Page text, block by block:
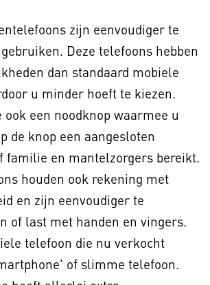
zijn eenvoudiger te
Deze telefoons hebben
dan standaard mobiele
u minder hoeft te kiezen.
ook een noodknop waarmee u
de knop een aangesloten
familie en mantelzorgers bereikt.
houden ook rekening met
en zijn eenvoudiger te
of last met handen en vingers.
telefoon die nu verkocht
of slimme telefoon.